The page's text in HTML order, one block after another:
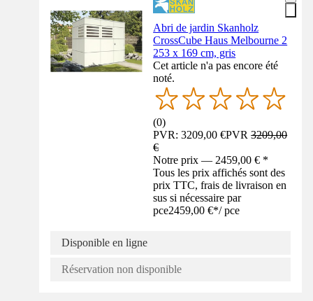
Abri de jardin Skanholz
CrossCube Haus Melbourne 2
253 x 169 cm, gris
Cet article n'a pas encore été
noté.
(0)
PVR: 3209,00 €PVR3209,00
€
Notre prix — 2459,00 € *
Tous les prix affichés sont des
prix TTC, frais de livraison en
sus si nécessaire par
pce2459,00 €*/ pce
Disponible en ligne
Réservation non disponible